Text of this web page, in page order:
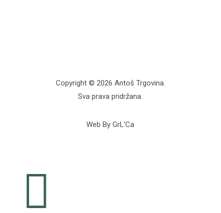
Copyright © 2026 Antoš Trgovina.
Sva prava pridržana.
Web By GrL’Ca
